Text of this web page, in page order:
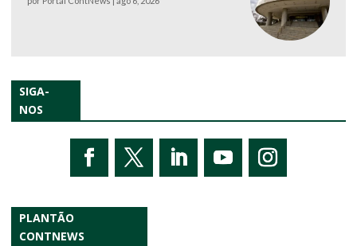
SIGA-
NOS
PLANTÃO
CONTNEWS